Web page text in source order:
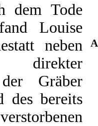
dem Tode
Louise
neben
direkter
Gräber
des bereits